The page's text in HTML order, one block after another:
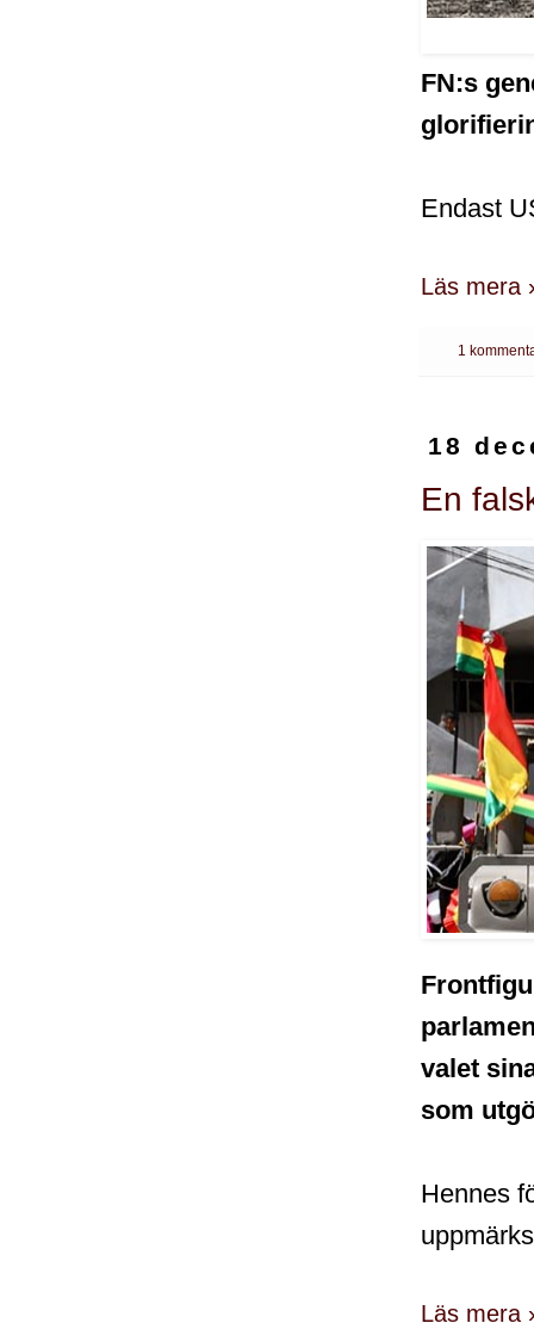
FN:s
Endast
Läs mera
1
18
En
valet
som
Hennes
Läs mera